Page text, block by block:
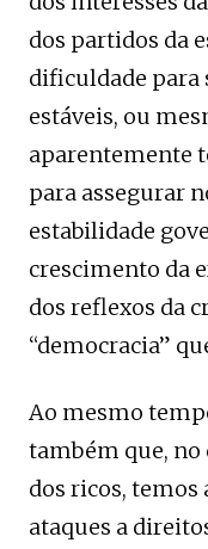
dos partidos da
dificuldade para
estáveis, ou
aparentemente
para assegurar
estabilidade
crescimento da
dos reflexos da
“democracia”
Ao mesmo
também que, no
dos ricos, temos
ataques a